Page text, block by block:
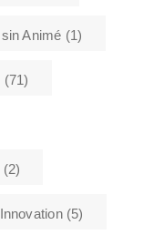
Animé (1)
(71)
(2)
Innovation(5)